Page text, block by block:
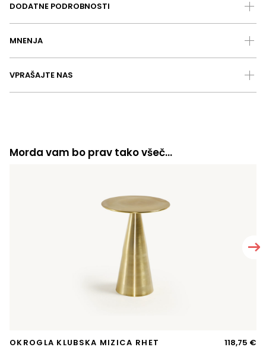
DODATNE PODROBNOSTI
MNENJA
VPRAŠAJTE NAS
Morda vam bo prav tako všeč…
OKROGLA KLUBSKA MIZICA RHET 118,75 €